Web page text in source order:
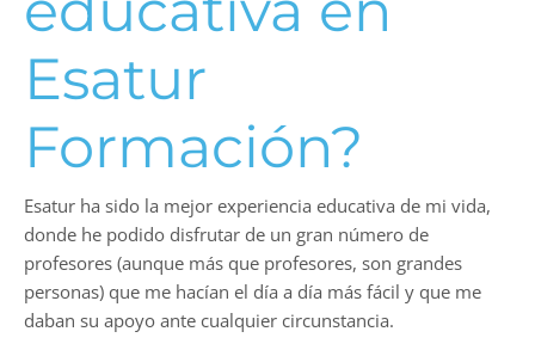
Esatur
Formación?
Esatur ha sido la mejor experiencia educativa de mi vida,
donde he podido disfrutar de un gran número de
profesores (aunque más que profesores, son grandes
personas) que me hacían el día a día más fácil y que me
daban su apoyo ante cualquier circunstancia.